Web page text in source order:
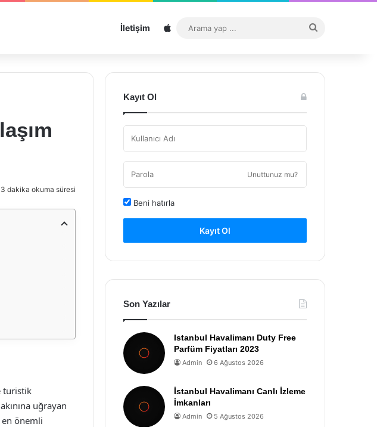
İletişim Sitemap
...
3 dakika okuma süresi
turistik
uğrayan
en önemli
Kayıt Ol
Unuttunuz mu?
Beni hatırla
Kayıt Ol
Son Yazılar
Istanbul Havalimanı Duty Free
Parfüm Fiyatları 2023
Admin 6 Ağustos 2026
İstanbul Havalimanı Canlı İzleme
İmkanları
Admin 5 Ağustos 2026